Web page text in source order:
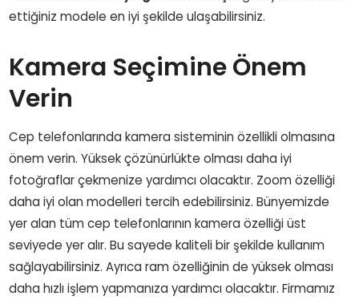
ettiğiniz modele en iyi şekilde ulaşabilirsiniz.
Kamera Seçimine Önem
Verin
Cep telefonlarında kamera sisteminin özellikli olmasına
önem verin. Yüksek çözünürlükte olması daha iyi
fotoğraflar çekmenize yardımcı olacaktır. Zoom özelliği
daha iyi olan modelleri tercih edebilirsiniz. Bünyemizde
yer alan tüm cep telefonlarının kamera özelliği üst
seviyede yer alır. Bu sayede kaliteli bir şekilde kullanım
sağlayabilirsiniz. Ayrıca ram özelliğinin de yüksek olması
daha hızlı işlem yapmanıza yardımcı olacaktır. Firmamız